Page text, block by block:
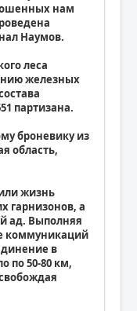
нам
Наумов.
леса
железных
партизана.
броневику из
область,
жизнь
гарнизонов, а
ад. Выполняя
коммуникаций
в
по 50-80 км,